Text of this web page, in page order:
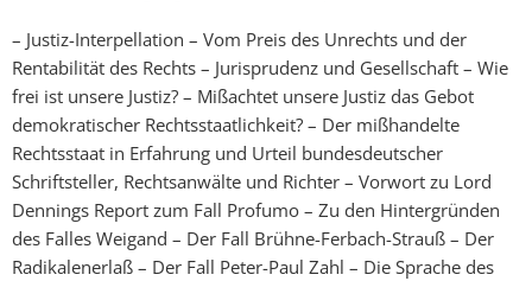
– Justiz-Interpellation – Vom Preis des Unrechts und der
Rentabilität des Rechts – Jurisprudenz und Gesellschaft – Wie
frei ist unsere Justiz? – Mißachtet unsere Justiz das Gebot
demokratischer Rechtsstaatlichkeit? – Der mißhandelte
Rechtsstaat in Erfahrung und Urteil bundesdeutscher
Schriftsteller, Rechtsanwälte und Richter – Vorwort zu Lord
Dennings Report zum Fall Profumo – Zu den Hintergründen
des Falles Weigand – Der Fall Brühne-Ferbach-Strauß – Der
Radikalenerlaß – Der Fall Peter-Paul Zahl – Die Sprache des